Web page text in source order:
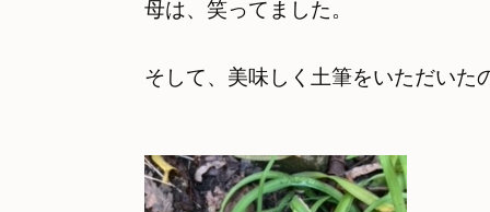
母は、笑ってました。
そして、美味しく土筆をいただいた